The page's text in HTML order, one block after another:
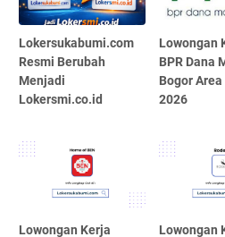
Lokersukabumi.com
Resmi Berubah
Menjadi
Lokersmi.co.id
Lowongan
BPR Dana
Bogor
2026
Lowongan Kerja Lowongan